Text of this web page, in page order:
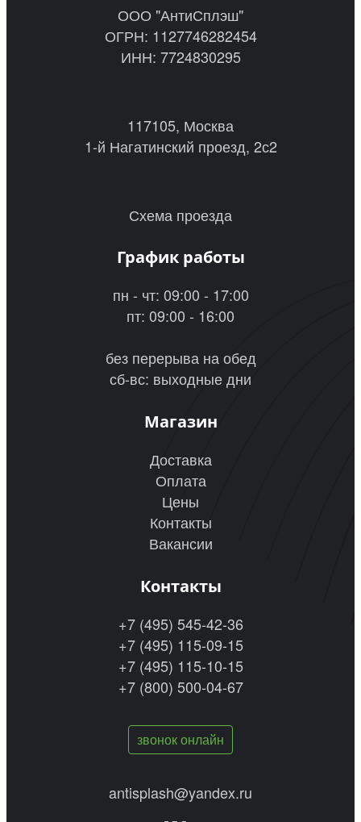
ООО "АнтиСплэш"
ОГРН: 1127746282454
ИНН: 7724830295
117105, Москва
1-й Нагатинский проезд, 2с2
Схема проезда
График работы
пн - чт: 09:00 - 17:00
пт: 09:00 - 16:00
без перерыва на обед
сб-вс: выходные дни
Магазин
Доставка
Оплата
Цены
Контакты
Вакансии
Контакты
+7 (495) 545-42-36
+7 (495) 115-09-15
+7 (495) 115-10-15
+7 (800) 500-04-67
звонок онлайн
antisplash@yandex.ru